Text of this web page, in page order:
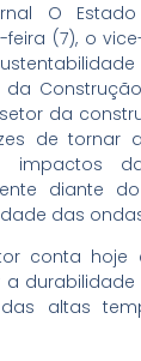
O
(7), o
Construção
da
de tornar
impactos
diante
das
conta hoje
durabilidade
altas